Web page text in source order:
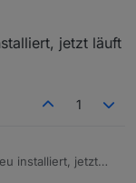
jetzt läuft
1
installiert, jetzt